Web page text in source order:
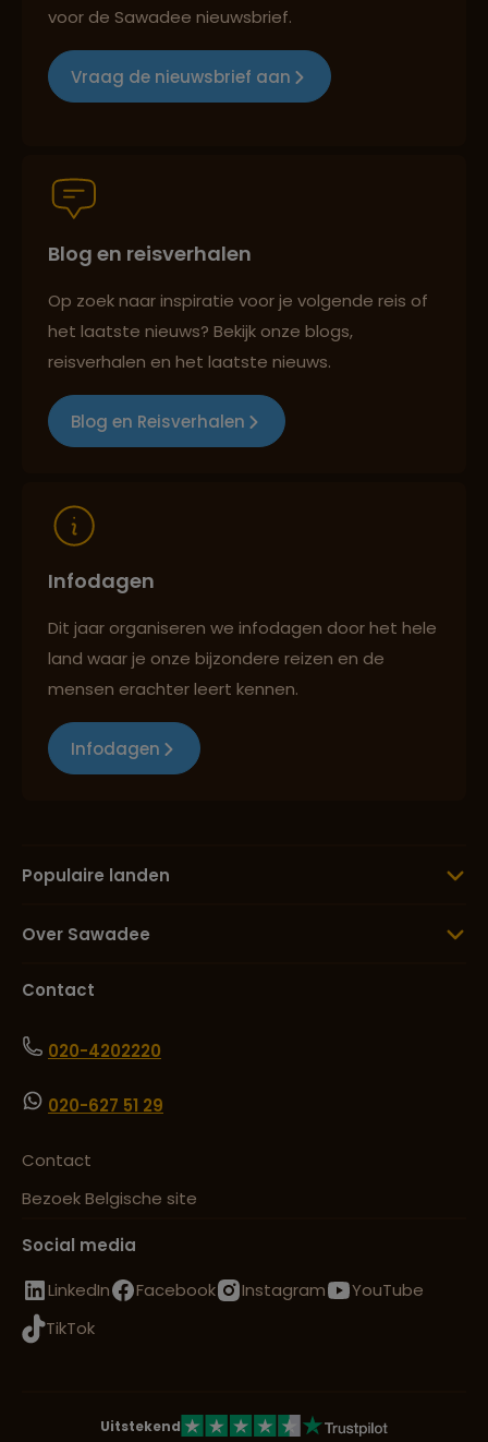
Groepsreizen mét indivuele vrijheid
Best beoordeelde reisroutes
Reizen met oog voor mens, cultuur en milieu
voor de Sawadee nieuwsbrief.
Vraag de nieuwsbrief aan
Blog en reisverhalen
Op zoek naar inspiratie voor je volgende reis of
het laatste nieuws? Bekijk onze blogs,
reisverhalen en het laatste nieuws.
Blog en Reisverhalen
Infodagen
Dit jaar organiseren we infodagen door het hele
land waar je onze bijzondere reizen en de
mensen erachter leert kennen.
Infodagen
Populaire landen
Over Sawadee
Contact
020-4202220
020-627 51 29
Contact
Bezoek Belgische site
Social media
LinkedIn
Facebook Instagram
YouTube
TikTok
Uitstekend